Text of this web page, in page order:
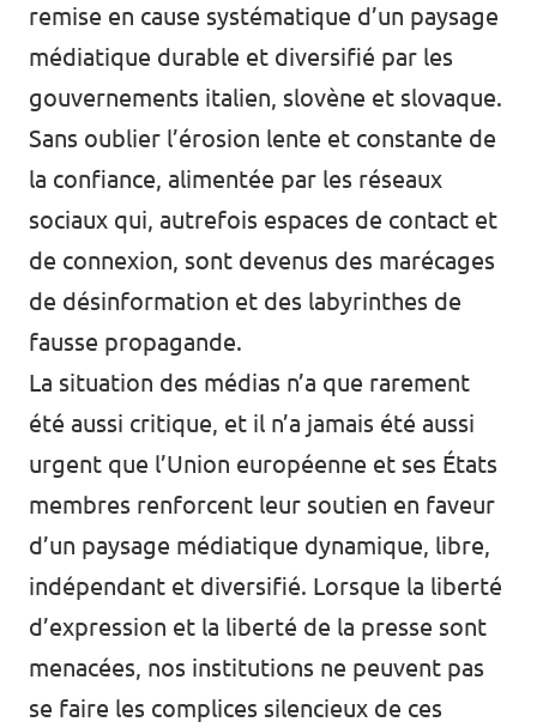
remise en cause systématique d’un paysage
médiatique durable et diversifié par les
gouvernements italien, slovène et slovaque.
Sans oublier l’érosion lente et constante de
la confiance, alimentée par les réseaux
sociaux qui, autrefois espaces de contact et
de connexion, sont devenus des marécages
de désinformation et des labyrinthes de
fausse propagande.
La situation des médias n’a que rarement
été aussi critique, et il n’a jamais été aussi
urgent que l’Union européenne et ses États
membres renforcent leur soutien en faveur
d’un paysage médiatique dynamique, libre,
indépendant et diversifié. Lorsque la liberté
d’expression et la liberté de la presse sont
menacées, nos institutions ne peuvent pas
se faire les complices silencieux de ces